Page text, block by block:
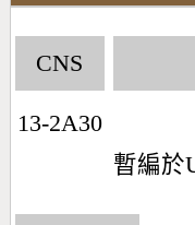
CNS
13-2A30
暫編於